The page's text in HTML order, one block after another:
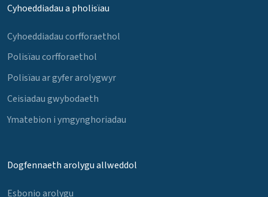
Cyhoeddiadau a pholisïau
Cyhoeddiadau corfforaethol
Polisïau corfforaethol
Polisïau ar gyfer arolygwyr
Ceisiadau gwybodaeth
Ymatebion i ymgynghoriadau
Dogfennaeth arolygu allweddol
Esbonio arolygu